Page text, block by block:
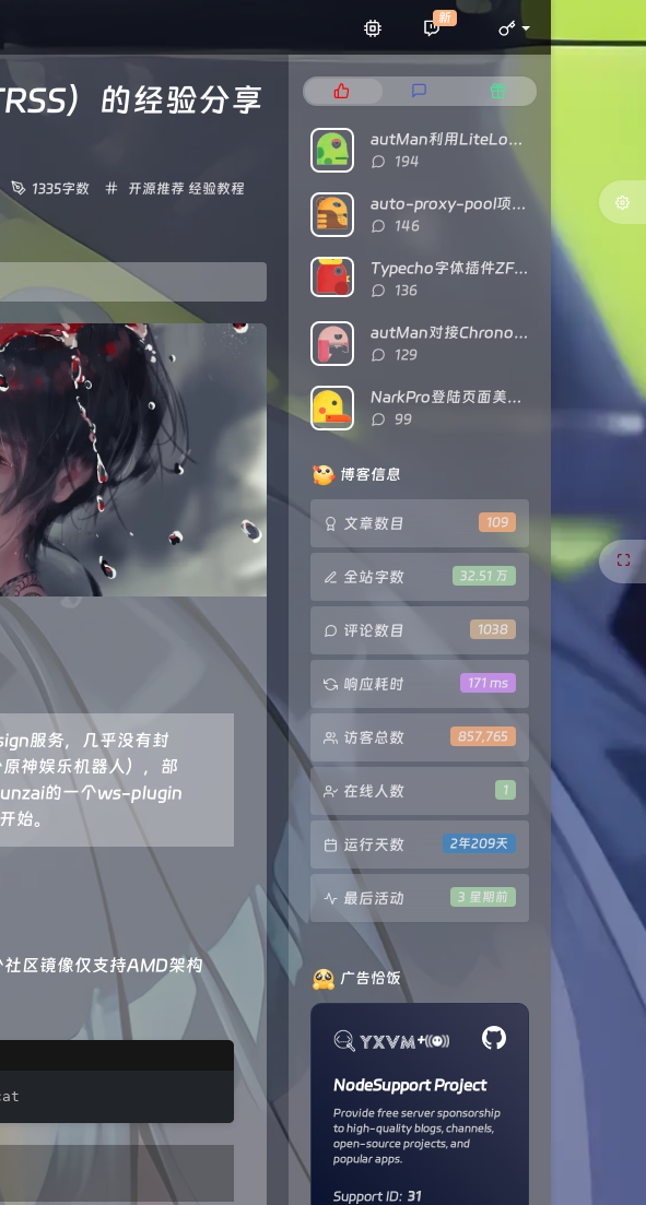
新
）的经验分享
1335字数
分
开源推荐 经验教程
服务，几乎没有封
神娱乐机器人），部
的一个ws-plugin
始。
区镜像仅支持AMD架构
门
文
新
评
随
机
文autMan利用LiteLoaderQQNT对接NTQQ
评
数：
194
auto-proxy-pool项目部署及食用教程
评
数：
146
Typecho字体插件ZFonts已开源
评
数：
136
autMan对接Chronocat（基于TRSS）的经验分享
评
数：
129
NarkPro登陆页面美化代码
评
99
博客信息
109
文章数目
32.51 万
全站字数
1038
评论数目
171 ms
响应耗时
857,765
访客总数
1
在线人数
2年209天
运行天数
3 星期前
最后活动
广告恰饭
+
NodeSupport Project
Provide free server sponsorship
to high-quality blogs, channels,
open-source projects, and
popular apps.
Support ID: 31